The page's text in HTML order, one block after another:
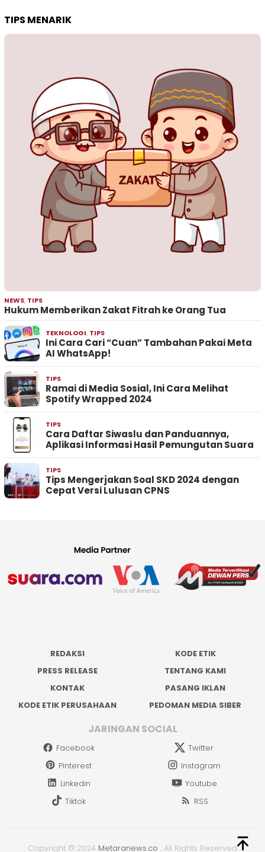
TIPS MENARIK
NEWS, TIPS
Hukum Memberikan Zakat Fitrah ke Orang Tua
TEKNOLOGI, TIPS
Ini Cara Cari “Cuan” Tambahan Pakai Meta
AI WhatsApp!
TIPS
Ramai di Media Sosial, Ini Cara Melihat
Spotify Wrapped 2024
TIPS
Cara Daftar Siwaslu dan Panduannya,
Aplikasi Informasi Hasil Pemungutan Suara
TIPS
Tips Mengerjakan Soal SKD 2024 dengan
Cepat Versi Lulusan CPNS
REDAKSI
KODE ETIK
PRESS RELEASE
TENTANG KAMI
KONTAK
PASANG IKLAN
KODE ETIK PERUSAHAAN
PEDOMAN MEDIA SIBER
JARINGAN SOCIAL
Facebook
Twitter
Pinterest
Instagram
Linkedin
Youtube
Tiktok
RSS
Copyright © 2024 Metaranews.co . All Rights Reserved